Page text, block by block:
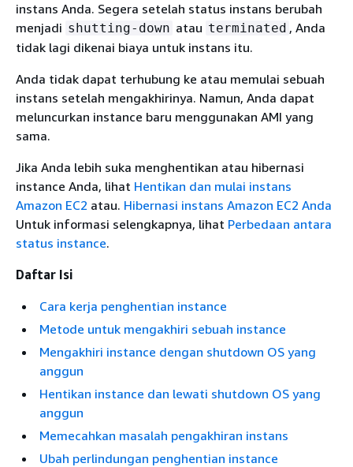
instans Anda. Segera setelah status instans berubah
menjadi shutting-down atau terminated , Anda
tidak lagi dikenai biaya untuk instans itu.
Anda tidak dapat terhubung ke atau memulai sebuah
instans setelah mengakhirinya. Namun, Anda dapat
meluncurkan instance baru menggunakan AMI yang
sama.
Jika Anda lebih suka menghentikan atau hibernasi
instance Anda, lihat Hentikan dan mulai instans
Amazon EC2 atau. Hibernasi instans Amazon EC2 Anda
Untuk informasi selengkapnya, lihat Perbedaan antara
status instance.
Daftar Isi
Cara kerja penghentian instance
Metode untuk mengakhiri sebuah instance
Mengakhiri instance dengan shutdown OS yang
anggun
Hentikan instance dan lewati shutdown OS yang
anggun
Memecahkan masalah pengakhiran instans
Ubah perlindungan penghentian instance